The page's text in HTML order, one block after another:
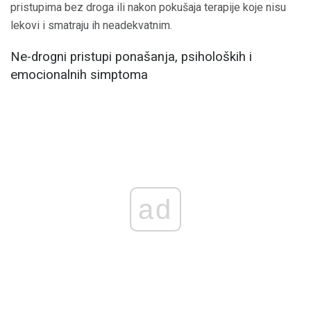
pristupima bez droga ili nakon pokušaja terapije koje nisu
lekovi i smatraju ih neadekvatnim.
Ne-drogni pristupi ponašanja, psiholoških i
emocionalnih simptoma
ad